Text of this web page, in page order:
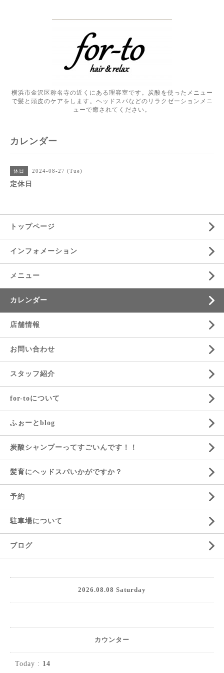
横浜市金沢区称名寺の近くにある理容室です。炭酸を使ったメニュー
で髪と頭皮のケアをします。ヘッドスパなどのリラクゼーションメニ
ューで癒されてください。
カレンダー
休日 2024-08-27 (Tue)
定休日
トップページ
インフォメーション
メニュー
カレンダー
店舗情報
お問い合わせ
スタッフ紹介
for-toについて
ふぉーとblog
炭酸シャンプーってすごいんです！！
髪育にヘッドスパいかがですか？
予約
駐車場について
ブログ
2026.08.08 Saturday
カウンター
Today : 14